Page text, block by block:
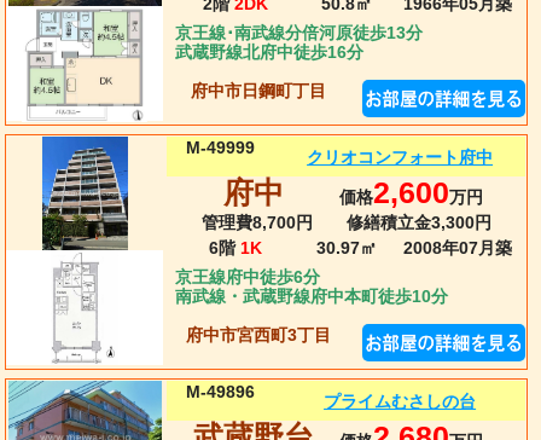
50.8㎡ 1966年05月 築
京王線･南武線分倍河原徒歩13分
武蔵野線北府中徒歩16分
府中市日鋼町丁目
M-49999 クリオコンフォート府中
府中 価格2,600万円
管理費8,700円
修繕積立金3,300円
6階 1K 30.97㎡ 2008年07月 築
京王線府中徒歩6分
南武線・武蔵野線府中本町徒歩10分
府中市宮西町3丁目
M-49896 プライムむさしの台